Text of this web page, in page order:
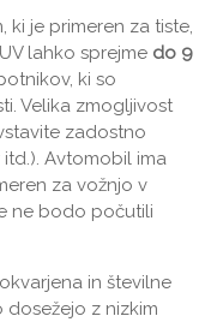
ki je primeren za tiste,
lahko sprejme do 9
ki so
Velika zmogljivost
zadostno
Avtomobil ima
za vožnjo v
ne bodo počutili
in številne
dosežejo z nizkim